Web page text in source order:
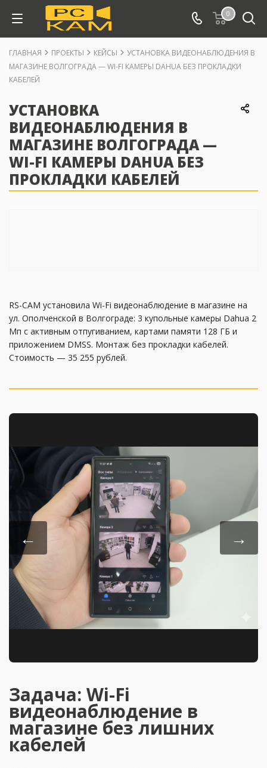
0
ГЛАВНАЯ ПРОЕКТЫ КЕЙСЫ
УСТАНОВКА ВИДЕОНАБЛЮДЕНИЯ В
МАГАЗИНЕ ВОЛГОГРАДА — WI-FI КАМЕРЫ DAHUA БЕЗ ПРОКЛАДКИ
КАБЕЛЕЙ
УСТАНОВКА
ВИДЕОНАБЛЮДЕНИЯ В
МАГАЗИНЕ ВОЛГОГРАДА —
WI-FI КАМЕРЫ DAHUA БЕЗ
ПРОКЛАДКИ КАБЕЛЕЙ
RS-CAM установила Wi-Fi видеонаблюдение в магазине на
ул. Ополченской в Волгограде: 3 купольные камеры Dahua 2
Мп с активным отпугиванием, картами памяти 128 ГБ и
приложением DMSS. Монтаж без прокладки кабелей.
Стоимость — 35 255 рублей.
← →
Задача: Wi-Fi
видеонаблюдение в
магазине без лишних
кабелей